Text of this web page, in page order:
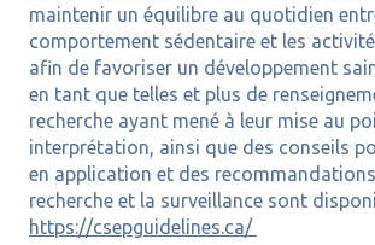
maintenir un équilibre au quotidien
comportement sédentaire et les
afin de favoriser un développement
en tant que telles et plus de
recherche ayant mené à leur mise au
interprétation, ainsi que des conseils
en application et des
recherche et la surveillance sont
https://csepguidelines.ca/